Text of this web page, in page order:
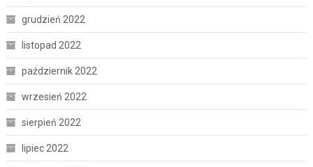
grudzień 2022
listopad 2022
październik 2022
wrzesień 2022
sierpień 2022
lipiec 2022